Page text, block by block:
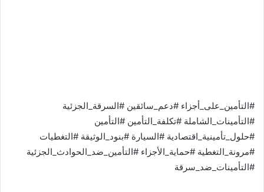
#التأمين_على_أجزاء #دعم_سائقين #السرقة_الجزئية
#التأمينات_الشاملة #تكلفة_التأمين #التأمين
#حلول_تأمينية_اقتصادية #السيارة #بنود_الوثيقة #التغطيات
#مرونة_التغطية #حماية_الأجزاء #التأمين_ضد_الحوادث_الجزئية
#التأمينات_ضد_سرقة